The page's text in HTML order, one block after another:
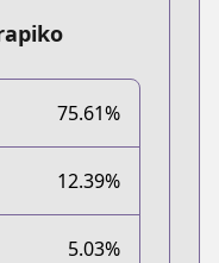
75.61%
12.39%
5.03%